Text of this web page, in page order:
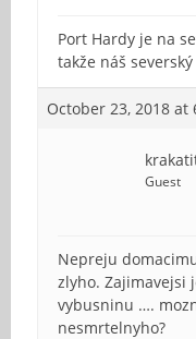
Port Hardy je na
takže náš
October 23, 2018 at
Guest
Nepreju
zlyho. Zajimavejsi
vybusninu ….
nesmrtelnyho?